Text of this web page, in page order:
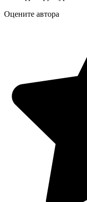
Оцените автора